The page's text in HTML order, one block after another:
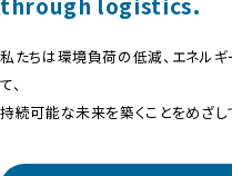
私たちは環境負荷の低減、エネル
て、
持続可能な未来を築くことをめざし